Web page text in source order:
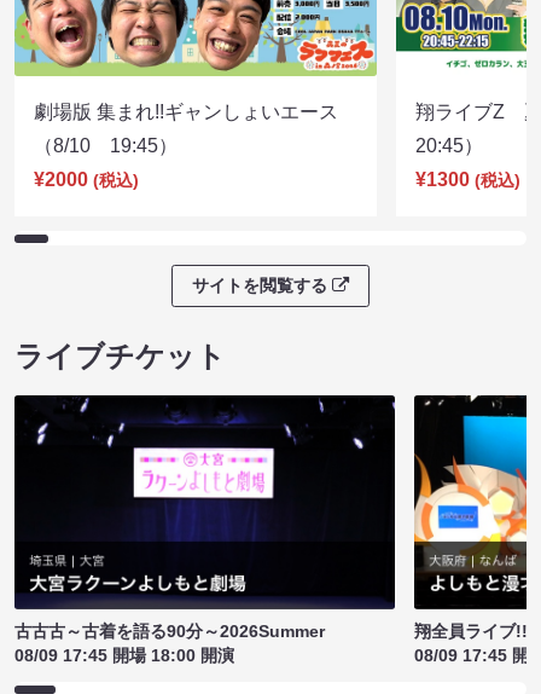
劇場版 集まれ!!ギャンしょいエース
（8/10 19:45）
¥2000 (税込)
翔ライブZ
20:45）
¥1300 (税込)
サイトを閲覧する
ライブチケット
古古古～古着を語る90分～2026Summer
08/09 17:45 開場 18:00 開演
翔全員ライブ!!!
08/09 17:45 開